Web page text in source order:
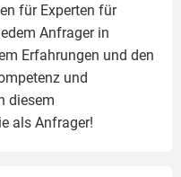
für Experten für
Anfrager in
Erfahrungen und den
und
diesem
als Anfrager!